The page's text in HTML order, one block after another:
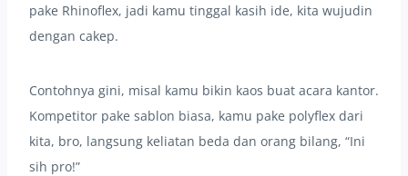
pake Rhinoflex, jadi kamu tinggal kasih ide, kita wujudin
dengan cakep.
Contohnya gini, misal kamu bikin kaos buat acara kantor.
Kompetitor pake sablon biasa, kamu pake polyflex dari
kita, bro, langsung keliatan beda dan orang bilang, “Ini
sih pro!”